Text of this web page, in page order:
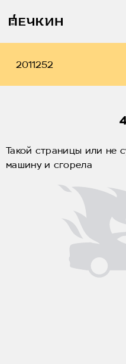
Такой страницы или не
машину и сгорела